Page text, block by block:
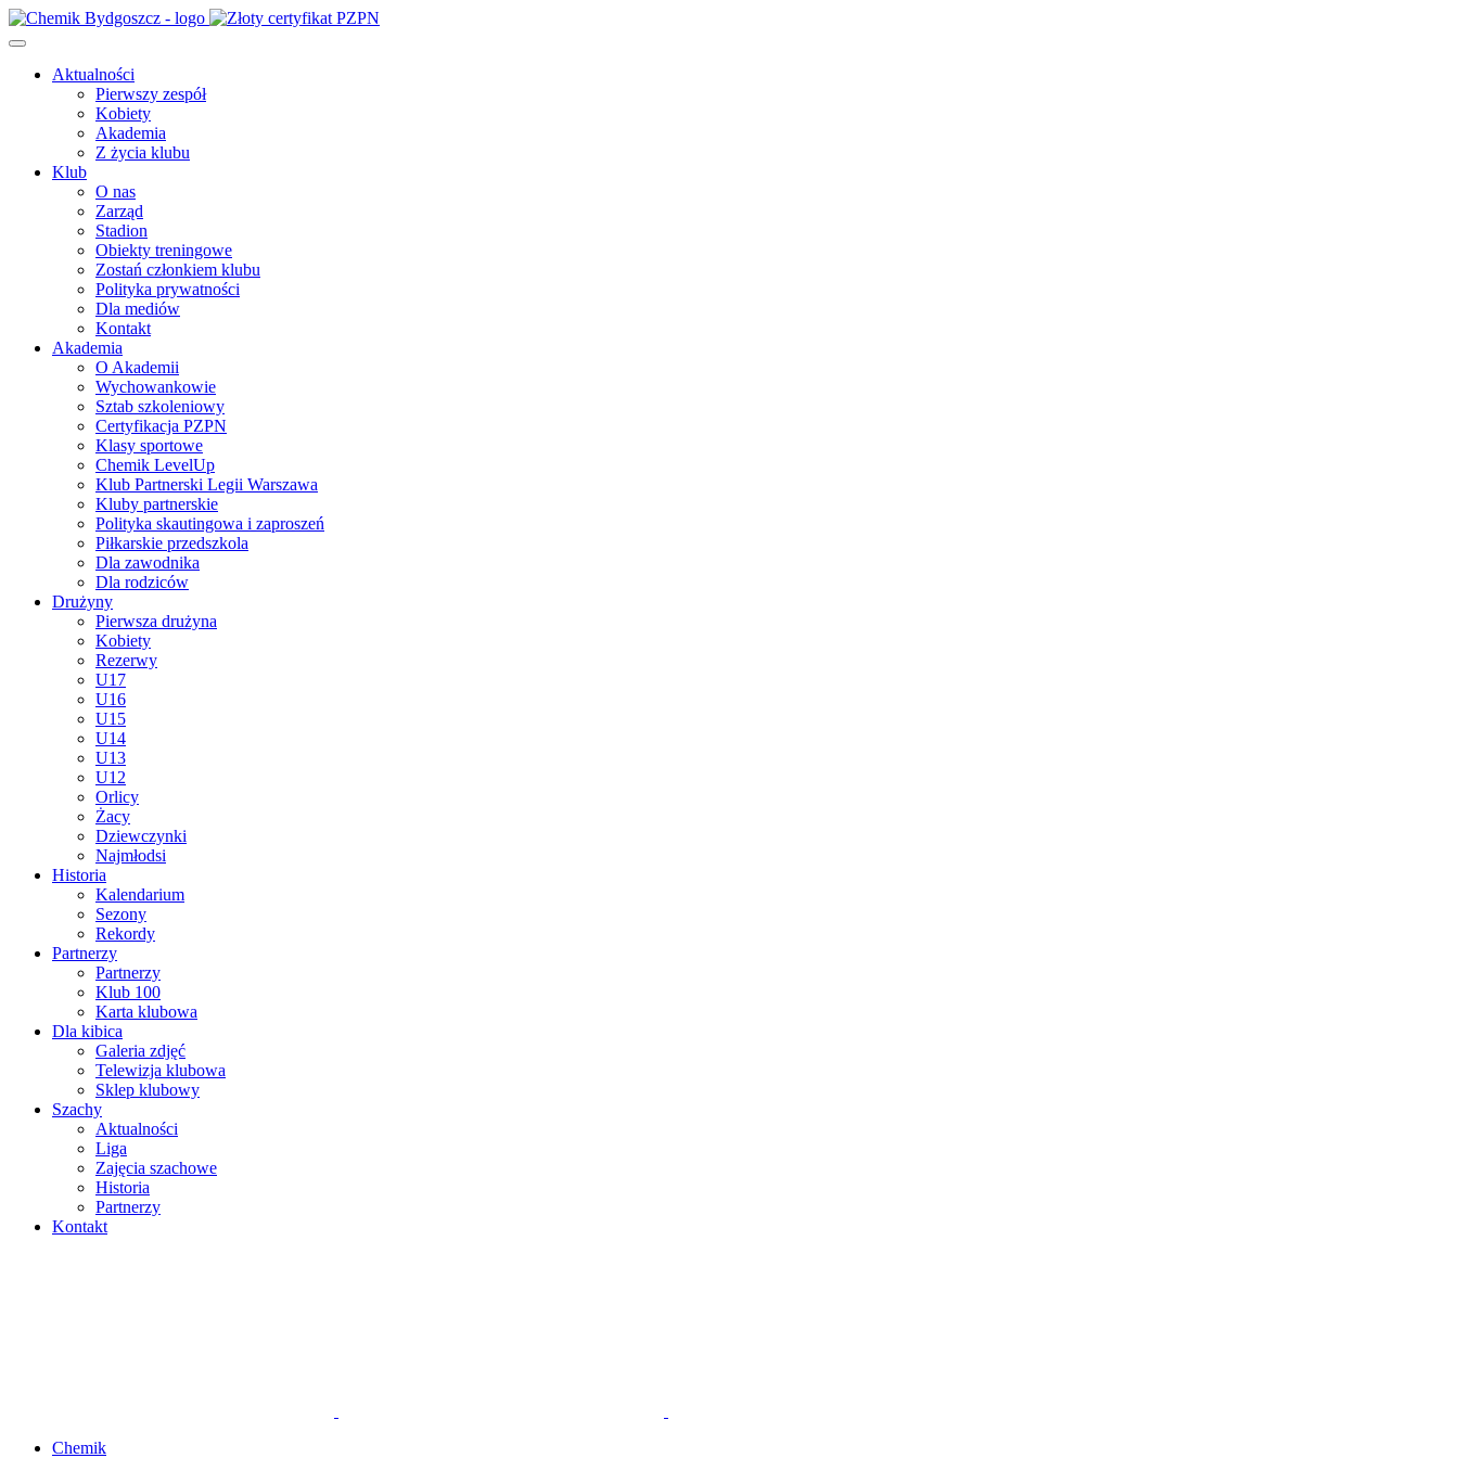
Aktualności
Pierwszy zespół
Kobiety
Akademia
Z życia klubu
Klub
O nas
Zarząd
Stadion
Obiekty treningowe
Zostań członkiem klubu
Polityka prywatności
Dla mediów
Kontakt
Akademia
O Akademii
Wychowankowie
Sztab szkoleniowy
Certyfikacja PZPN
Klasy sportowe
Chemik LevelUp
Klub Partnerski Legii Warszawa
Kluby partnerskie
Polityka skautingowa i zaproszeń
Piłkarskie przedszkola
Dla zawodnika
Dla rodziców
Drużyny
Pierwsza drużyna
Kobiety
Rezerwy
U17
U16
U15
U14
U13
U12
Orlicy
Żacy
Dziewczynki
Najmłodsi
Historia
Kalendarium
Sezony
Rekordy
Partnerzy
Partnerzy
Klub 100
Karta klubowa
Dla kibica
Galeria zdjęć
Telewizja klubowa
Sklep klubowy
Szachy
Aktualności
Liga
Zajęcia szachowe
Historia
Partnerzy
Kontakt
Chemik